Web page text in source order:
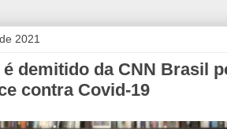
2021
demitido da CNN Brasil
contra Covid-19